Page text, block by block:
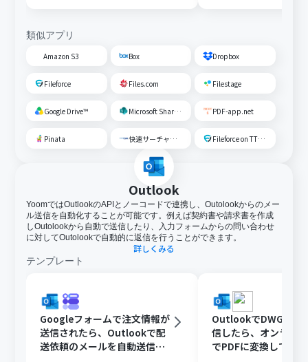
類似アプリ
Amazon S3 Box Dropbox
Fileforce Files.com Filestage
Google Drive™ Microsoft SharePoint PDF-app.net
Pinata 快速サーチャーGX Fileforce on TTS Cloud
Outlook
YoomではOutlookのAPIとノーコードで連携し、Outolookからのメー
ル送信を自動化することが可能です。例えば契約書や請求書を作成
しOutolookから自動で送信したり、入力フォームからの問い合わせ
に対してOutolookで自動的に返信を行うことができます。
詳しくみる
テンプレート
Googleフォームで注文情報が
送信されたら、Outlookで配
送依頼のメールを自動送信す
OutlookでDWGファ
信したら、オンライ
でPDFに変換して